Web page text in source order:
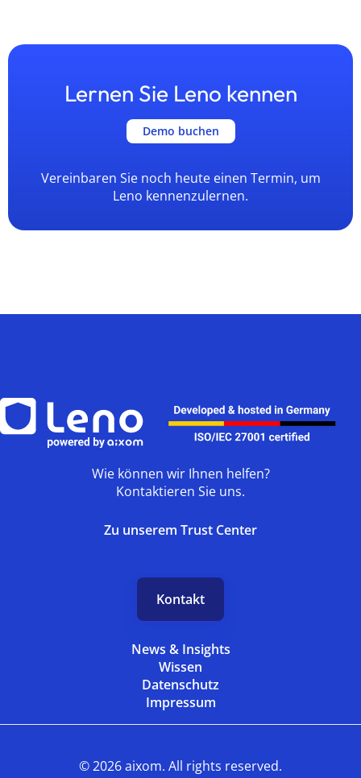
Lernen Sie Leno kennen
Demo buchen
Vereinbaren Sie noch heute einen Termin, um
Leno kennenzulernen.
Wie können wir Ihnen helfen?
Kontaktieren Sie uns.
Zu unserem Trust Center
Kontakt
News & Insights
Wissen
Datenschutz
Impressum
© 2026 aixom. All rights reserved.